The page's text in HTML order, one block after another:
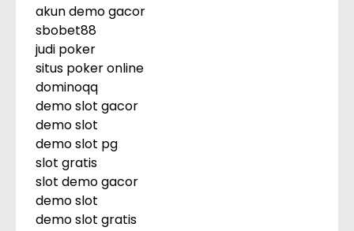
akun demo gacor
sbobet88
judi poker
situs poker online
dominoqq
demo slot gacor
demo slot
demo slot pg
slot gratis
slot demo gacor
demo slot
demo slot gratis